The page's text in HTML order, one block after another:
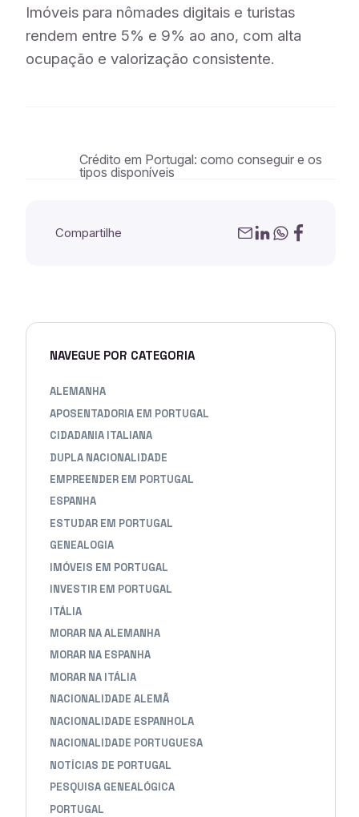
Imóveis para nômades digitais e turistas
rendem entre 5% e 9% ao ano, com alta
ocupação e valorização consistente.
Crédito em Portugal: como conseguir e os
tipos disponíveis
Compartilhe
NAVEGUE POR CATEGORIA
ALEMANHA
APOSENTADORIA EM PORTUGAL
CIDADANIA ITALIANA
DUPLA NACIONALIDADE
EMPREENDER EM PORTUGAL
ESPANHA
ESTUDAR EM PORTUGAL
GENEALOGIA
IMÓVEIS EM PORTUGAL
INVESTIR EM PORTUGAL
ITÁLIA
MORAR NA ALEMANHA
MORAR NA ESPANHA
MORAR NA ITÁLIA
NACIONALIDADE ALEMÃ
NACIONALIDADE ESPANHOLA
NACIONALIDADE PORTUGUESA
NOTÍCIAS DE PORTUGAL
PESQUISA GENEALÓGICA
PORTUGAL